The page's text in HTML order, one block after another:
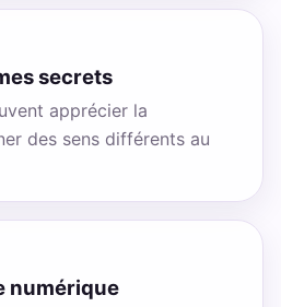
secrets
apprécier la
des sens différents au
numérique